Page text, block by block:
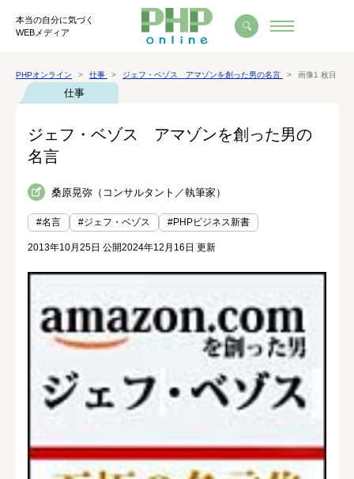
本当の自分に気づく
WEBメディア
PHPオンライン 仕事 ジェフ・ベゾス アマゾンを創った男の名言 画像1 枚目
仕事
ジェフ・ベゾス アマゾンを創った男の
名言
桑原晃弥（コンサルタント／執筆家）
#名言 #ジェフ・ベゾス #PHPビジネス新書
2013年10月25日 公開2024年12月16日 更新